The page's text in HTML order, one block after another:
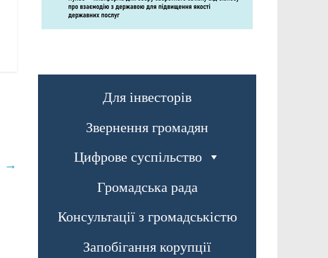
→
Для інвесторів
Звернення громадян
Цифрове суспільство
Громадська рада
Консультації з громадськістю
Запобігання корупції